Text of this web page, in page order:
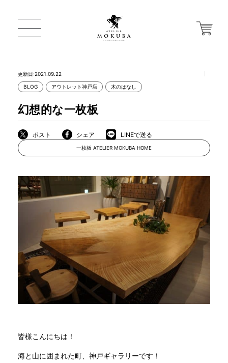
店舗から探す
MOKUBA について
商品情報
直営店
更新日:2021.09.22
BLOG アウトレット神戸店 木のはなし
幻想的な一枚板
ポスト シェア LINEで送る
一枚板 ATELIER MOKUBA HOME
皆様こんにちは！
海と山に囲まれた町、神戸ギャラリーです！